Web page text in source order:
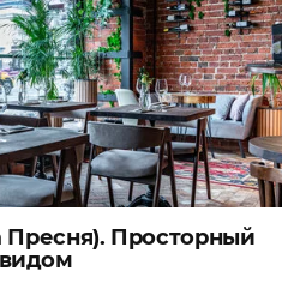
Пресня). Просторный